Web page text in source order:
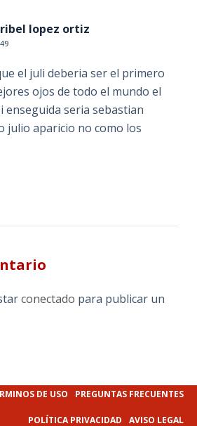
lopez ortiz
el juli deberia ser el primero
ojos de todo el mundo el
enseguida seria sebastian
julio aparicio no como los
conectado para publicar un
DE USO PREGUNTAS FRECUENTES
POLÍTICA PRIVACIDAD AVISO LEGAL